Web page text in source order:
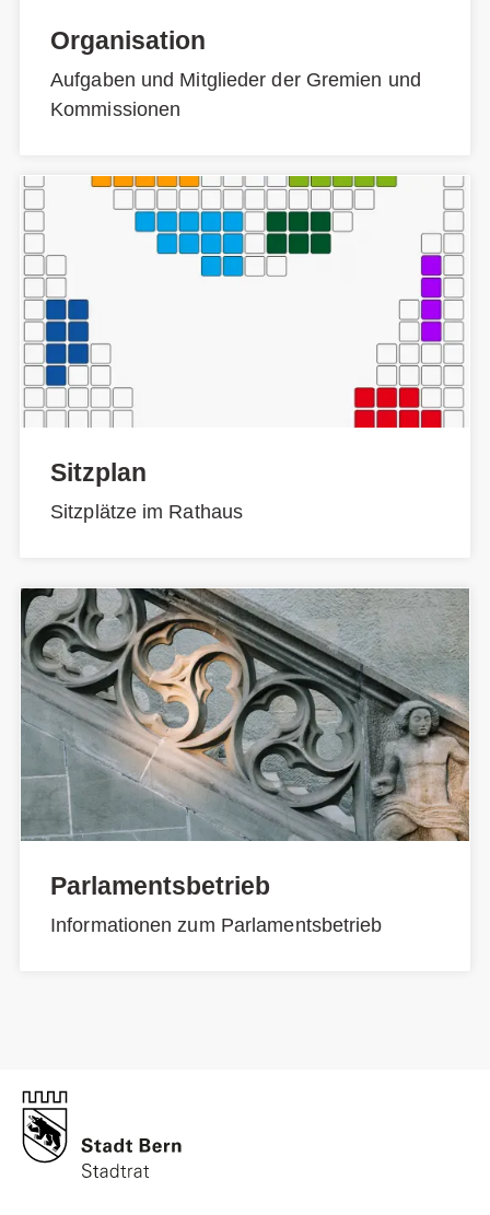
Organisation
Aufgaben und Mitglieder der Gremien und
Kommissionen
Sitzplan
Sitzplätze im Rathaus
Parlamentsbetrieb
Informationen zum Parlamentsbetrieb